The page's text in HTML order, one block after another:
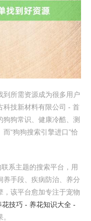
到所需资源成为很多用户
科技新材料有限公司 - 首
狗常识、健康冷酷、测
“狗狗搜索引擎进口”恰
系主题的搜索平台，用
养手段、疾病防治、养分
，该平台愈加专注于宠物
技巧 - 养花知识大全 -